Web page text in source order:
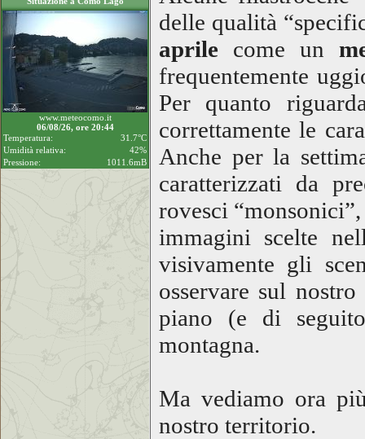
www.meteocomo.it
06/08/26, ore 20:44
Temperatura:
31.7°C
Umidità relativa:
42%
Pressione:
1011.6mB
delle qualità
aprile come un
frequentemente
Per quanto
correttamente le
Anche per la
caratterizzati da
rovesci
immagini scelte
visivamente gli
osservare sul
piano (e di
montagna.
Ma vediamo ora
nostro territorio.